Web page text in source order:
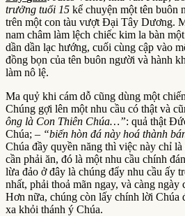
trưởng tuổi 15 kể chuyện một tên buôn
trên một con tàu vượt Đại Tây Dương.
nam châm làm lệch chiếc kim la bàn
dần dần lạc hướng, cuối cùng cập vào
đồng bọn của tên buôn người và hành
làm nô lệ.
Ma quỷ khi cám dỗ cũng dùng một
Chúng gợi lên một nhu cầu có thật và
ông là Con Thiên Chúa…”: quả thật
Chúa; – “biến hòn đá này hoá thành
Chúa đầy quyền năng thì việc này chỉ
cần phải ăn, đó là một nhu cầu chính
lừa đảo ở đây là chúng đẩy nhu cầu ấy
nhất, phải thoả mãn ngay, và càng
Hơn nữa, chúng còn lấy chính lời Chúa
xa khỏi thánh ý Chúa.